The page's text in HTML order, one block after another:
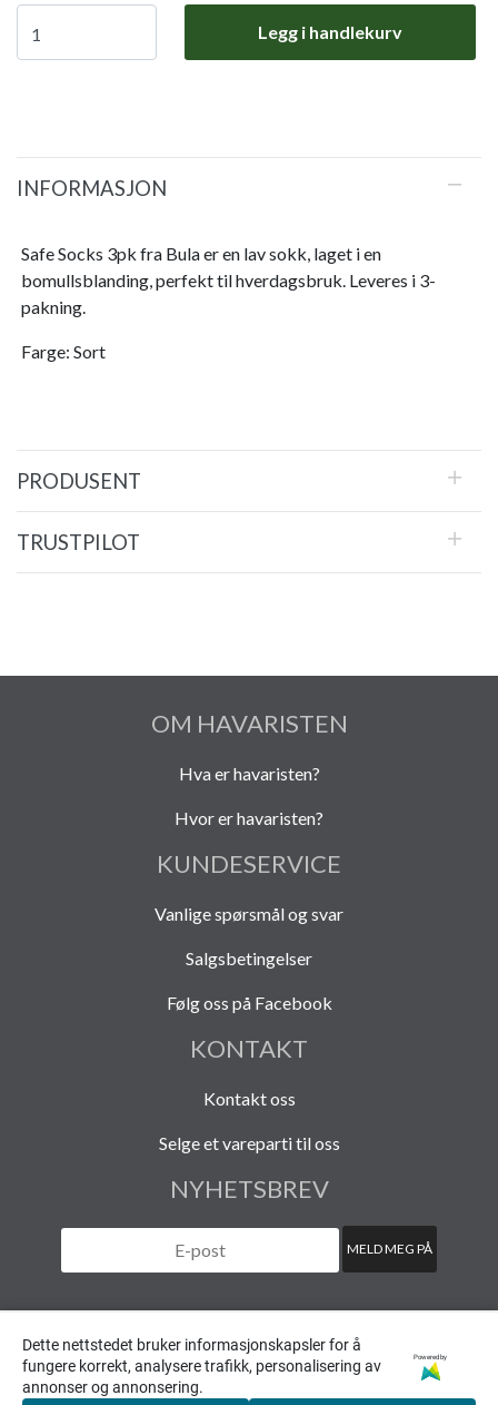
Legg i handlekurv
INFORMASJON
Safe Socks 3pk fra Bula er en lav sokk, laget i en
bomullsblanding, perfekt til hverdagsbruk. Leveres i 3-
pakning.
Farge: Sort
PRODUSENT
TRUSTPILOT
Dette nettstedet bruker informasjonskapsler for å
fungere korrekt, analysere trafikk, personalisering av
annonser og annonsering.
Powered by
OM HAVARISTEN
Hva er havaristen?
Hvor er havaristen?
KUNDESERVICE
Vanlige spørsmål og svar
Salgsbetingelser
Følg oss på Facebook
KONTAKT
Kontakt oss
Selge et vareparti til oss
NYHETSBREV
© 2020 HAVARISTEN (org. nr. 940 108 454)